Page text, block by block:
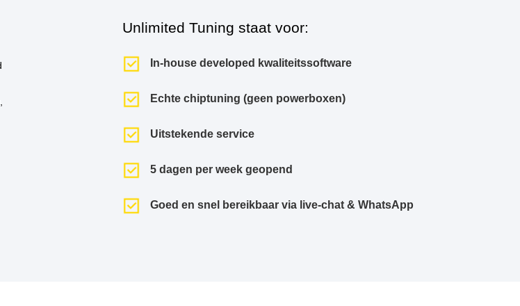
Unlimited Tuning staat voor:
In-house developed kwaliteitssoftware
Echte chiptuning (geen powerboxen)
Uitstekende service
5 dagen per week geopend
Goed en snel bereikbaar via live-chat & WhatsApp